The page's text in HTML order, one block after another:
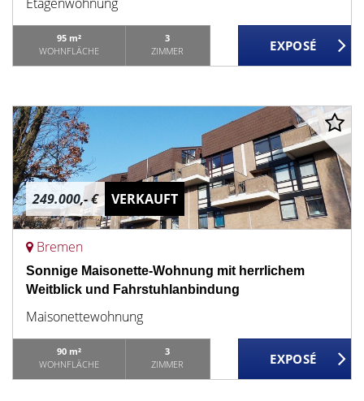
95 m²
WOHNFLÄCHE
3
ZIMMER
249.000,- € VERKAUFT
Bremen
Sonnige Maisonette-Wohnung mit herrlichem
Weitblick und Fahrstuhlanbindung
Maisonettewohnung
90 m²
WOHNFLÄCHE
3
ZIMMER